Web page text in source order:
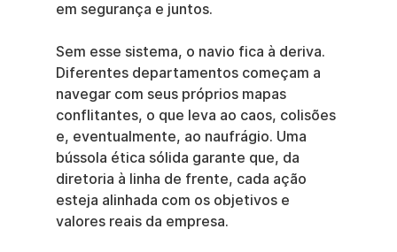
em segurança e juntos.
Sem esse sistema, o navio fica à deriva.
Diferentes departamentos começam a
navegar com seus próprios mapas
conflitantes, o que leva ao caos, colisões
e, eventualmente, ao naufrágio. Uma
bússola ética sólida garante que, da
diretoria à linha de frente, cada ação
esteja alinhada com os objetivos e
valores reais da empresa.